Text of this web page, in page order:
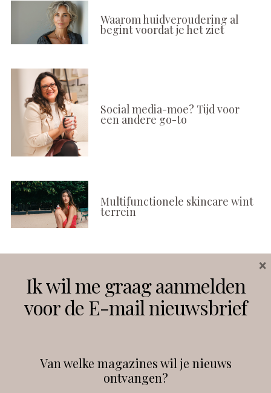
Waarom huidveroudering al
begint voordat je het ziet
Social media-moe? Tijd voor
een andere go-to
Multifunctionele skincare wint
terrein
Instagram Facebook
debeautyprofessional
Ik wil me graag aanmelden
voor de E-mail nieuwsbrief
Van welke magazines wil je nieuws
ontvangen?
×